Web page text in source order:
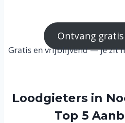
Ontvang
Gratis en vrijblijvend — je zit
Loodgieters in
Top 5